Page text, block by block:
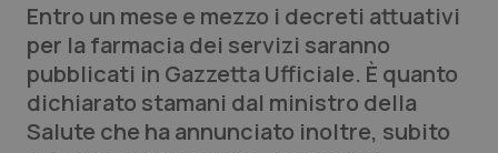
Lettere al direttore
Edizioni Regionali
Entro un mese e mezzo i decreti attuativi
per la farmacia dei servizi saranno
pubblicati in Gazzetta Ufficiale. È quanto
dichiarato stamani dal ministro della
Salute che ha annunciato inoltre, subito